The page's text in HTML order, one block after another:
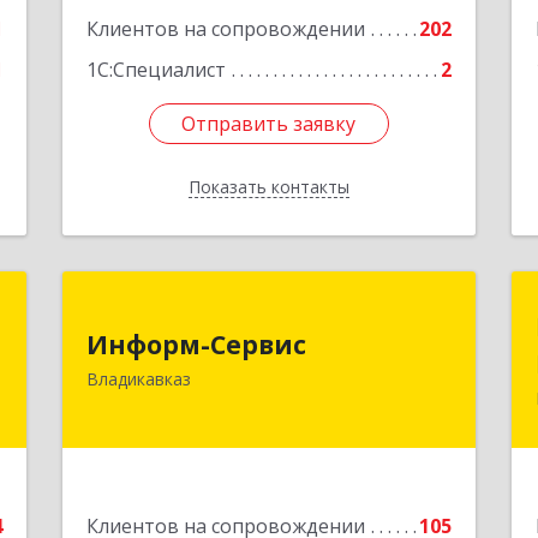
Клиентов на сопровождении
202
1С:Специалист
2
Отправить заявку
Показать контакты
Отправить заявку
Назад
Информ-Сервис
Владикавказ
Клиентов на сопровождении 105
362020, Северная Осетия - Алания
Респ, Владикавказ г, Островского ул,